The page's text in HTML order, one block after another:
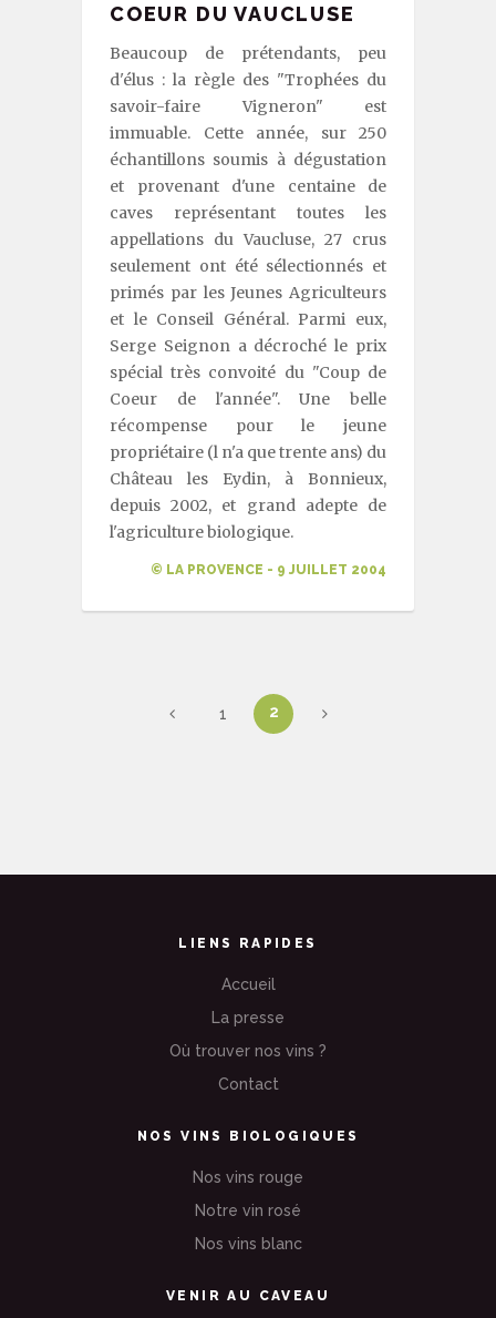
COEUR DU VAUCLUSE
Beaucoup de prétendants, peu
d'élus : la règle des "Trophées du
savoir-faire Vigneron" est
immuable. Cette année, sur 250
échantillons soumis à dégustation
et provenant d'une centaine de
caves représentant toutes les
appellations du Vaucluse, 27 crus
seulement ont été sélectionnés et
primés par les Jeunes Agriculteurs
et le Conseil Général. Parmi eux,
Serge Seignon a décroché le prix
spécial très convoité du "Coup de
Coeur de l'année". Une belle
récompense pour le jeune
propriétaire (l n'a que trente ans) du
Château les Eydin, à Bonnieux,
depuis 2002, et grand adepte de
l'agriculture biologique.
© LA PROVENCE - 9 JUILLET 2004
1 2
LIENS RAPIDES
Accueil
La presse
Où trouver nos vins ?
Contact
NOS VINS BIOLOGIQUES
Nos vins rouge
Notre vin rosé
Nos vins blanc
VENIR AU CAVEAU